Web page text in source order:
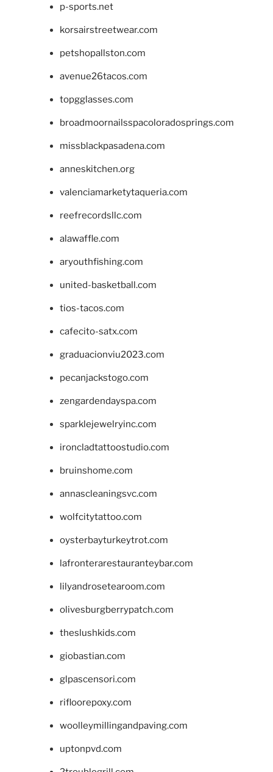
p-sports.net
korsairstreetwear.com
petshopallston.com
avenue26tacos.com
topgglasses.com
broadmoornailsspacoloradosprings.com
missblackpasadena.com
anneskitchen.org
valenciamarketytaqueria.com
reefrecordsllc.com
alawaffle.com
aryouthfishing.com
united-basketball.com
tios-tacos.com
cafecito-satx.com
graduacionviu2023.com
pecanjackstogo.com
zengardendayspa.com
sparklejewelryinc.com
ironcladtattoostudio.com
bruinshome.com
annascleaningsvc.com
wolfcitytattoo.com
oysterbayturkeytrot.com
lafronterarestauranteybar.com
lilyandrosetearoom.com
olivesburgberrypatch.com
theslushkids.com
giobastian.com
glpascensori.com
rifloorepoxy.com
woolleymillingandpaving.com
uptonpvd.com